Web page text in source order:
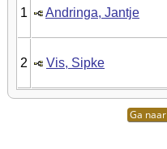
1 Andringa, Jantje
2 Vis, Sipke
Ga